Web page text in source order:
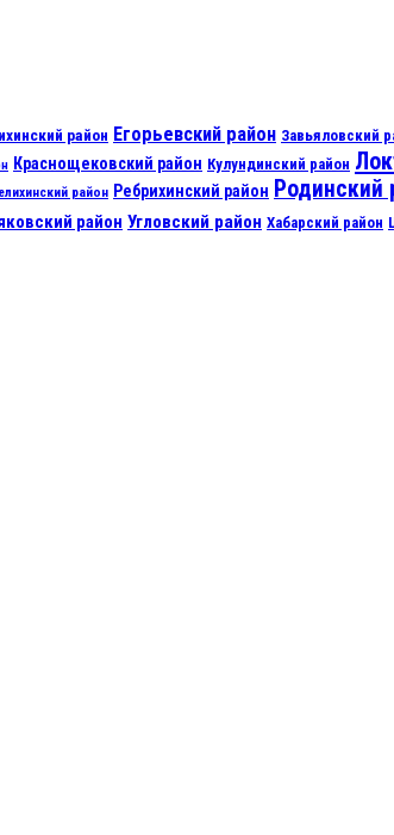
район Егорьевский район Завьяловский
Краснощековский район Кулундинский район
район Ребрихинский район Родинский
район Угловский район Хабарский район